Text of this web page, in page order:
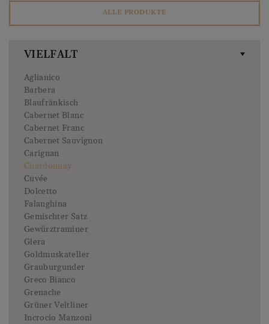
ALLE PRODUKTE
VIELFALT
Aglianico
Barbera
Blaufränkisch
Cabernet Blanc
Cabernet Franc
Cabernet Sauvignon
Carignan
Chardonnay
Cuvée
Dolcetto
Falanghina
Gemischter Satz
Gewürztraminer
Glera
Goldmuskateller
Grauburgunder
Greco Bianco
Grenache
Grüner Veltliner
Incrocio Manzoni